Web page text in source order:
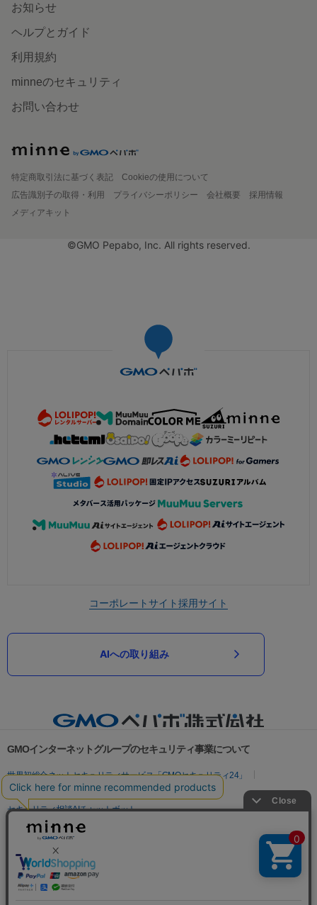
お知らせ
ヘルプとガイド
利用規約
minneのセキュリティ
お問い合わせ
特定商取引法に基づく表記
Cookieの使用について
広告識別子の取得・利用
プライバシーポリシー 会社概要
採用情報
メディアキット
©GMO Pepabo, Inc. All rights reserved.
コーポレートサイト採用サイト
AIへの取り組み
GMOインターネットグループのセキュリティ事業について
世界初総合ネットセキュリティサービス「GMOセキュリティ24」
パスワード漏洩診断
Webサイトリスク診断
セキュリティ相談AIチャットボット
実在証明・盗聴対策
サイバー攻撃対策（GMO Flatt Security）
セキュリティ事業の軌跡